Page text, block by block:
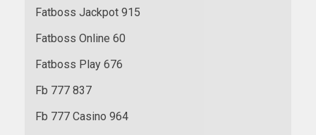
Fatboss Jackpot 915
Fatboss Online 60
Fatboss Play 676
Fb 777 837
Fb 777 Casino 964